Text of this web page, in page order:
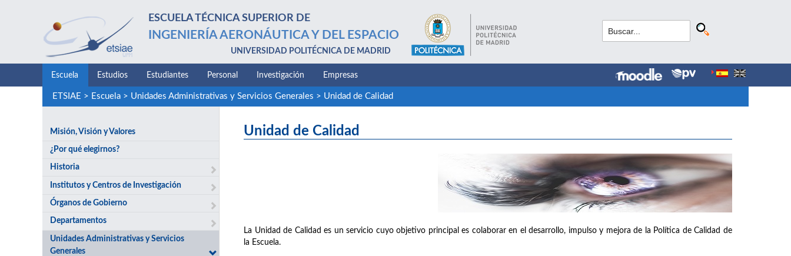
ESCUELA TÉCNICA SUPERIOR DE
INGENIERÍA AERONÁUTICA Y DEL ESPACIO
UNIVERSIDAD POLITÉCNICA DE MADRID
Escuela Estudios Estudiantes Personal Investigación Empresas
ETSIAE > Escuela> Unidades Administrativas y Servicios Generales > Unidad de Calidad
Misión, Visión y Valores
¿Por qué elegirnos?
Historia
Institutos y Centros de Investigación
Órganos de Gobierno
Departamentos
Unidades Administrativas y Servicios
Generales
Unidad de Calidad
La Unidad de Calidad es un servicio cuyo objetivo principal es colaborar en el desarrollo, impulso y mejora de la Política de Calidad de
la Escuela.